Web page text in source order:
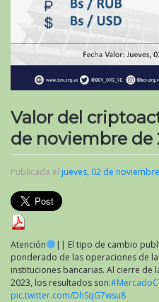
Valor del
de noviembre de
Publicada el jueves, 02 de
Atención
|| El tipo de cambio
ponderado de las operaciones de
instituciones bancarias. Al cierre de
2023, los resultados son:
pic.twitter.com/DhSqG7wsu8